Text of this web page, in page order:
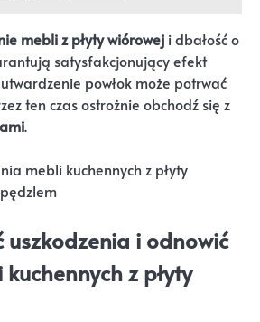
mebli z płyty wiórowej i dbałość o
satysfakcjonujący efekt
utwardzenie powłok może potrwać
ten czas ostrożnie obchodź się z
.
uszkodzenia i odnowić
z płyty